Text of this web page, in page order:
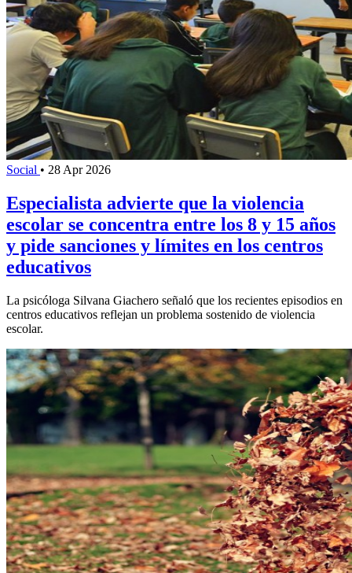
Social • 28 Apr 2026
Especialista advierte que la violencia
escolar se concentra entre los 8 y 15 años
y pide sanciones y límites en los centros
educativos
La psicóloga Silvana Giachero señaló que los recientes episodios en
centros educativos reflejan un problema sostenido de violencia
escolar.